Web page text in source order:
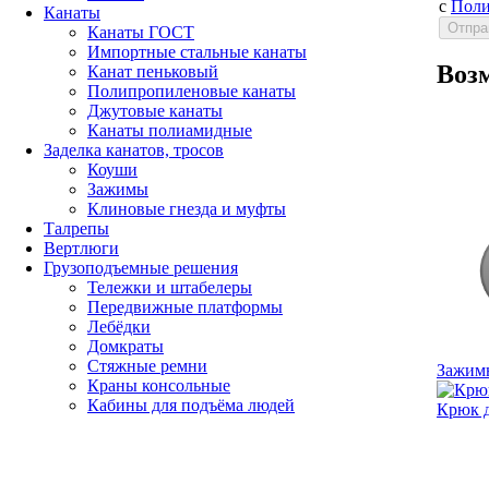
Канаты
Канаты ГОСТ
Импортные стальные канаты
Канат пеньковый
Полипропиленовые канаты
Джутовые канаты
Канаты полиамидные
Заделка канатов, тросов
Коуши
Зажимы
Клиновые гнезда и муфты
Талрепы
Вертлюги
Грузоподъемные решения
Тележки и штабелеры
Передвижные платформы
Лебёдки
Домкраты
Стяжные ремни
Краны консольные
Кабины для подъёма людей
с
Крюк